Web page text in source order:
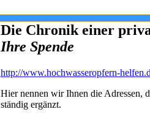
Die Chronik einer
Ihre Spende
http://www.hochwasseropfern-
Hier nennen wir Ihnen die Adressen,
ständig ergänzt.